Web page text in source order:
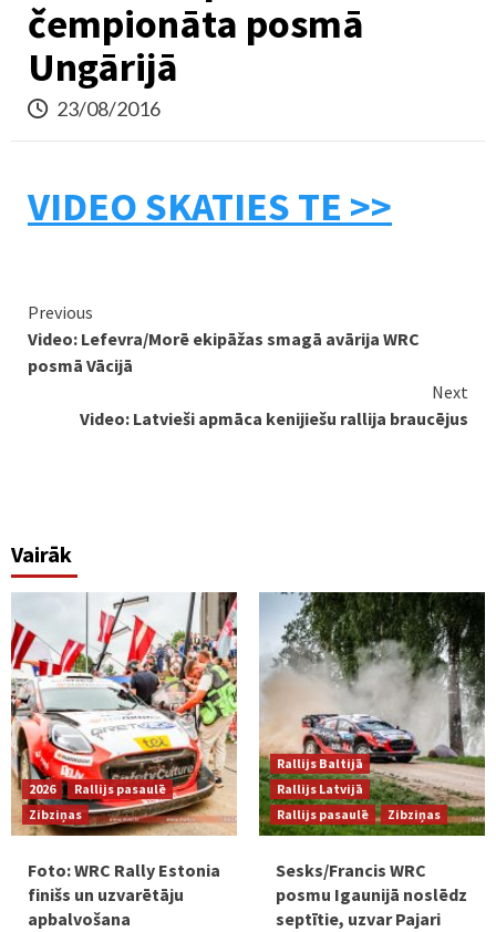
čempionāta posmā
Ungārijā
23/08/2016
VIDEO SKATIES TE >>
Continue
Reading
Previous
Video: Lefevra/Morē ekipāžas smagā avārija WRC
posmā Vācijā
Next
Video: Latvieši apmāca kenijiešu rallija braucējus
Vairāk
2026
Rallijs pasaulē
Zibziņas
Foto: WRC Rally Estonia
finišs un uzvarētāju
apbalvošana
Rallijs Baltijā
Rallijs Latvijā
Rallijs pasaulē
Zibziņas
Sesks/Francis WRC
posmu Igaunijā noslēdz
septītie, uzvar Pajari